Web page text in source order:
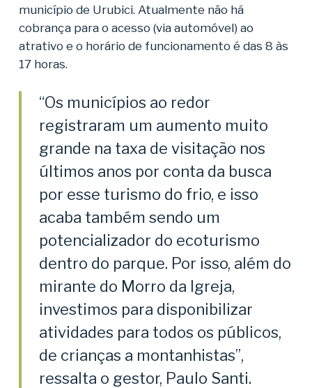
município de Urubici. Atualmente não há
cobrança para o acesso (via automóvel) ao
atrativo e o horário de funcionamento é das 8 às
17 horas.
“Os municípios ao redor
registraram um aumento muito
grande na taxa de visitação nos
últimos anos por conta da busca
por esse turismo do frio, e isso
acaba também sendo um
potencializador do ecoturismo
dentro do parque. Por isso, além do
mirante do Morro da Igreja,
investimos para disponibilizar
atividades para todos os públicos,
de crianças a montanhistas”,
ressalta o gestor, Paulo Santi.